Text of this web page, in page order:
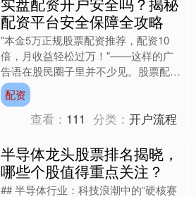
配资平台安全保障全攻略
"本金5万正规股票配资推荐，配资10
倍，月收益轻松过万！"——这样的广
告语在股民圈子里并不少见。股票配资
作为杠杆投资的典型形式，既能放大收
益，也可能让风险成倍增....
配资
查看： 111 分类：开户流程
半导体龙头股票排名揭晓，
哪些个股值得重点关注？
## 半导体行业：科技浪潮中的“硬核赛